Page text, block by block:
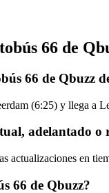
66 de
66 de Qbuzz
(6:25) y llega a
adelantado o
actualizaciones en
66 de Qbuzz?